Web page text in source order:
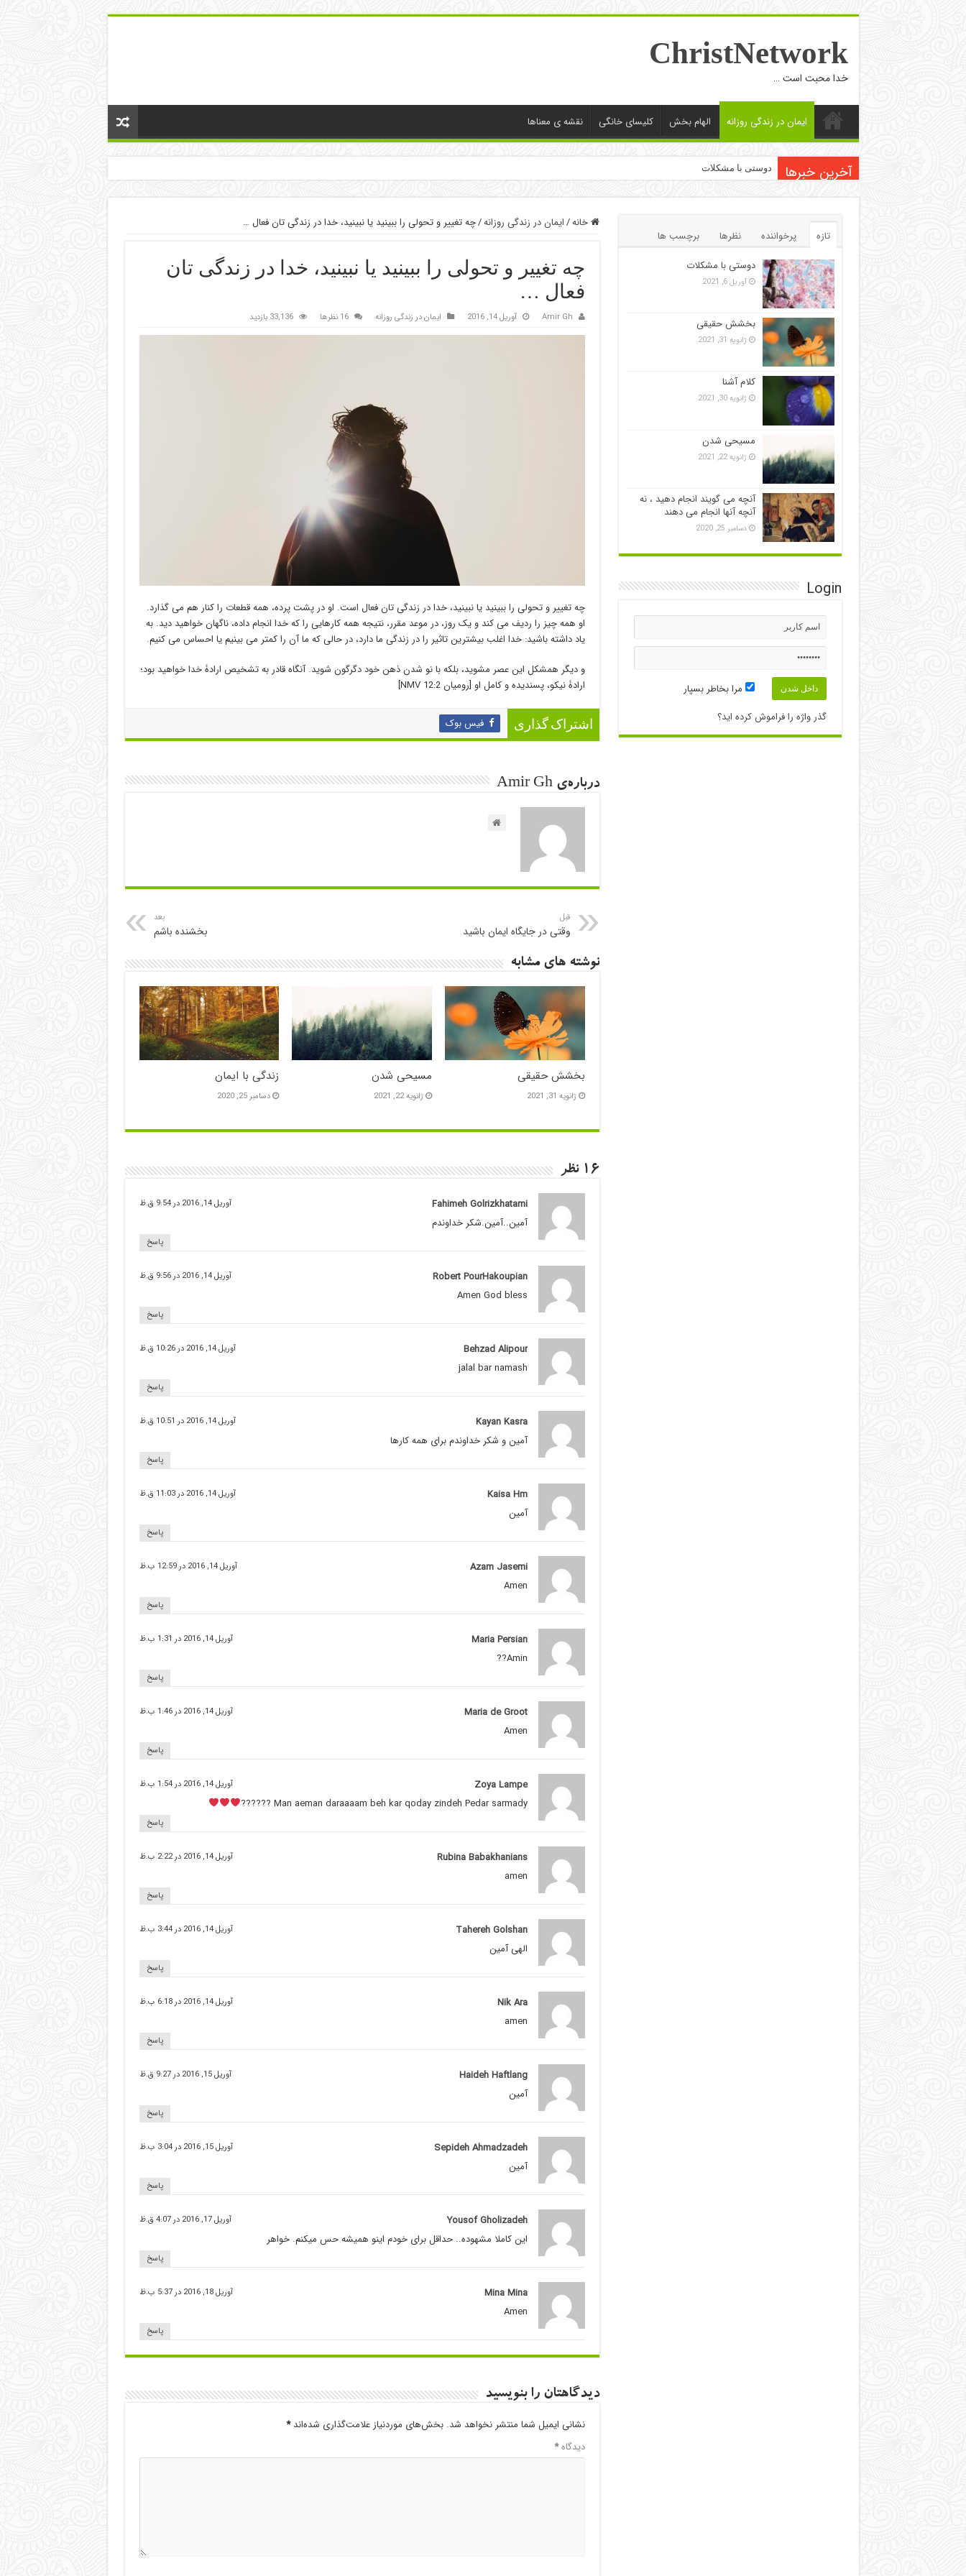
ChristNetwork
خدا محبت است …
ایمان در زندگی روزانه الهام بخش کلیسای خانگی نقشه ی معناها
آخرین خبرها دوستی با مشکلات
خانه/ایمان در زندگی روزانه/چه تغییر و تحولی را ببینید یا نبینید، خدا در زندگی تان فعال …
چه تغییر و تحولی را ببینید یا نبینید، خدا در زندگی تان
فعال …
Amir Gh آوریل 14, 2016 ایمان در زندگی روزانه 16 نظرها 33,136 بازدید
چه تغییر و تحولی را ببینید یا نبینید، خدا در زندگی تان فعال است. او در پشت پرده، همه قطعات را کنار هم می گذارد.
او همه چیز را ردیف می کند و یک روز، در موعد مقرر، نتیجه همه کارهایی را که خدا انجام داده، ناگهان خواهید دید. به
یاد داشته باشید: خدا اغلب بیشترین تاثیر را در زندگی ما دارد، در حالی که ما آن را کمتر می بینیم یا احساس می کنیم.
و دیگر همشکل این عصر مشوید، بلکه با نو شدن ذهن خود دگرگون شوید. آنگاه قادر به تشخیص ارادۀ خدا خواهید بود؛
ارادۀ نیکو، پسندیده و کامل او [رومیان 12:2 NMV]
اشتراک گذاری فیس بوک
درباره‌ی Amir Gh
قبل
وقتی در جایگاه ایمان باشید
بعد
بخشنده باشم
نوشته های مشابه
بخشش حقیقی
ژانویه 31, 2021
مسیحی شدن
ژانویه 22, 2021
زندگی با ایمان
دسامبر 25, 2020
16 نظر
Fahimeh Golrizkhatami آوریل 14, 2016 در 9:54 ق.ظ
آمین..آمین.شکر خداوندم
پاسخ
Robert PourHakoupian آوریل 14, 2016 در 9:56 ق.ظ
Amen God bless
پاسخ
Behzad Alipour آوریل 14, 2016 در 10:26 ق.ظ
jalal bar namash
پاسخ
Kayan Kasra آوریل 14, 2016 در 10:51 ق.ظ
آمين و شكر خداوندم براى همه كارها
پاسخ
Kaisa Hm آوریل 14, 2016 در 11:03 ق.ظ
آمين
پاسخ
Azam Jasemi آوریل 14, 2016 در 12:59 ب.ظ
Amen
پاسخ
Maria Persian آوریل 14, 2016 در 1:31 ب.ظ
Amin??
پاسخ
Maria de Groot آوریل 14, 2016 در 1:46 ب.ظ
Amen
پاسخ
Zoya Lampe آوریل 14, 2016 در 1:54 ب.ظ
Man aeman daraaaam beh kar qoday zindeh Pedar sarmady ??????
پاسخ
Rubina Babakhanians آوریل 14, 2016 در 2:22 ب.ظ
amen
پاسخ
Tahereh Golshan آوریل 14, 2016 در 3:44 ب.ظ
الهی آمین
پاسخ
Nik Ara آوریل 14, 2016 در 6:18 ب.ظ
amen
پاسخ
Haideh Haftlang آوریل 15, 2016 در 9:27 ق.ظ
آمین
پاسخ
Sepideh Ahmadzadeh آوریل 15, 2016 در 3:04 ب.ظ
آمین
پاسخ
Yousof Gholizadeh آوریل 17, 2016 در 4:07 ق.ظ
این کاملا مشهوده.. حداقل برای خودم اینو همیشه حس میکنم. خواهر
پاسخ
Mina Mina آوریل 18, 2016 در 5:37 ب.ظ
Amen
پاسخ
دیدگاهتان را بنویسید
نشانی ایمیل شما منتشر نخواهد شد. بخش‌های موردنیاز علامت‌گذاری شده‌اند*
دیدگاه*
تازه پرخواننده نظرها
برچسب ها
دوستی با مشکلات
آوریل 6, 2021
بخشش حقیقی
ژانویه 31, 2021
کلام آشنا
ژانویه 30, 2021
مسیحی شدن
ژانویه 22, 2021
آنچه می گویند انجام دهید ، نه
آنچه آنها انجام می دهند
دسامبر 25, 2020
Login
مرا بخاطر بسپار
گذر واژه را فراموش کرده اید؟